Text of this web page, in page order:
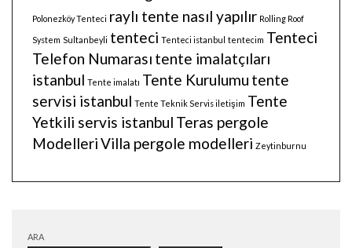
Polonezköy Tenteci raylı tente nasıl yapılır Rolling Roof
System Sultanbeyli tenteci Tenteci istanbul tentecim Tenteci
Telefon Numarası tente imalatçıları
istanbul Tente imalatı Tente Kurulumu tente
servisi istanbul Tente Teknik Servis iletişim Tente
Yetkili servis istanbul Teras pergole
ModelleriVilla pergole modelleri Zeytinburnu
ARA